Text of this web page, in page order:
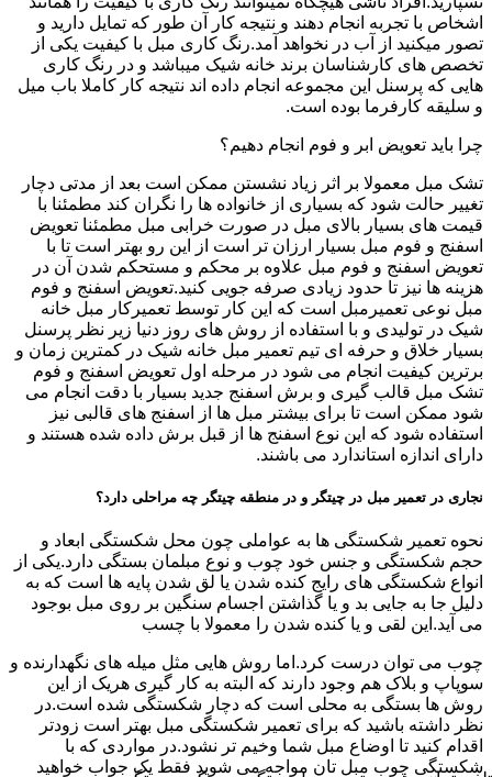
اشخاص با تجربه انجام دهند و نتیجه کار آن طور که تمایل دارید و
تصور میکنید از آب در نخواهد آمد.رنگ کاری مبل با کیفیت یکی از
تخصص های کارشناسان برند خانه شیک میباشد و در رنگ کاری
هایی که پرسنل این مجموعه انجام داده اند نتیجه کار کاملا باب میل
و سلیقه کارفرما بوده است.
چرا باید تعویض ابر و فوم انجام دهیم؟
تشک مبل معمولا بر اثر زیاد نشستن ممکن است بعد از مدتی دچار
تغییر حالت شود که بسیاری از خانواده ها را نگران کند مطمئنا با
قیمت های بسیار بالای مبل در صورت خرابی مبل مطمئنا تعویض
اسفنج و فوم مبل بسیار ارزان تر است از این رو بهتر است تا با
تعویض اسفنج و فوم مبل علاوه بر محکم و مستحکم شدن آن در
هزینه ها نیز تا حدود زیادی صرفه جویی کنید.تعویض اسفنج و فوم
مبل نوعی تعمیرمبل است که این کار توسط تعمیرکار مبل خانه
شیک در تولیدی و با استفاده از روش های روز دنیا زیر نظر پرسنل
بسیار خلاق و حرفه ای تیم تعمیر مبل خانه شیک در کمترین زمان و
برترین کیفیت انجام می شود در مرحله اول تعویض اسفنج و فوم
تشک مبل قالب گیری و برش اسفنج جدید بسیار با دقت انجام می
شود ممکن است تا برای بیشتر مبل ها از اسفنج های قالبی نیز
استفاده شود که این نوع اسفنج ها از قبل برش داده شده هستند و
دارای اندازه استاندارد می باشند.
نجاری در تعمیر مبل در چیتگر و در منطقه چیتگر چه مراحلی دارد؟
نحوه تعمیر شکستگی ها به عواملی چون محل شکستگی ابعاد و
حجم شکستگی و جنس خود چوب و نوع مبلمان بستگی دارد.یکی از
انواع شکستگی های رایج کنده شدن یا لق شدن پایه ها است که به
دلیل جا به جایی بد و یا گذاشتن اجسام سنگین بر روی مبل بوجود
می آید.این لقی و یا کنده شدن را معمولا با چسب
چوب می توان درست کرد.اما روش هایی مثل میله های نگهدارنده و
سوپاپ و بلاک هم وجود دارند که البته به کار گیری هریک از این
روش ها بستگی به محلی است که دچار شکستگی شده است.در
نظر داشته باشید که برای تعمیر شکستگی مبل بهتر است زودتر
اقدام کنید تا اوضاع مبل شما وخیم تر نشود.در مواردی که با
شکستگی چوب مبل تان مواجه می شوید فقط یک جواب خواهید